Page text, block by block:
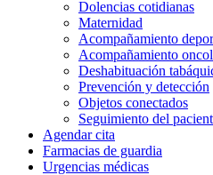
Dolencias cotidianas
Maternidad
Acompañamiento
Acompañamiento
Deshabituación
Prevención y detección
Objetos conectados
Seguimiento del
Agendar cita
Farmacias de guardia
Urgencias médicas